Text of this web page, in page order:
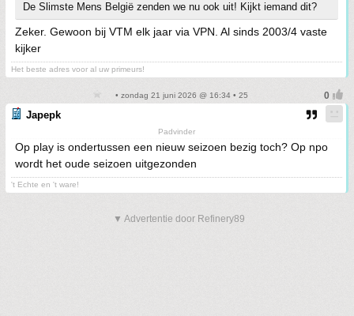
De Slimste Mens België zenden we nu ook uit! Kijkt iemand dit?
Zeker. Gewoon bij VTM elk jaar via VPN. Al sinds 2003/4 vaste
kijker
Het beste adres voor al uw primeurs!
• zondag 21 juni 2026 @ 16:34 • 25
Japepk
Padvinder
Op play is ondertussen een nieuw seizoen bezig toch? Op npo
wordt het oude seizoen uitgezonden
't Echte en 't ware!
▼ Advertentie door Refinery89